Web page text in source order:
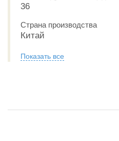
36
Страна производства
Китай
Показать все